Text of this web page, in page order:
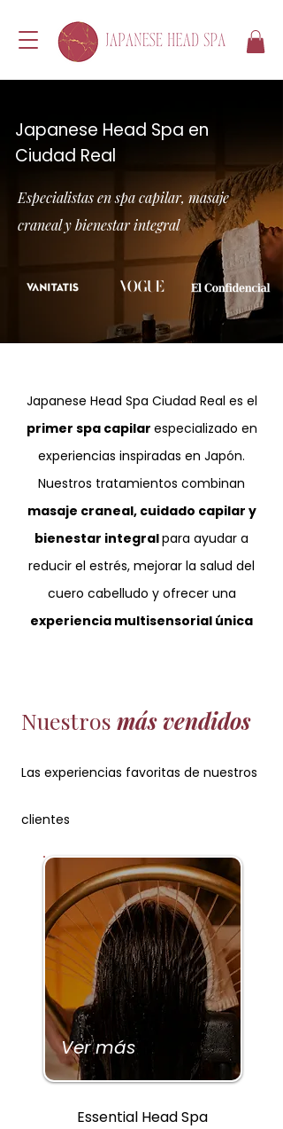
Japanese Head Spa en
Ciudad Real
Especialistas en spa capilar, masaje
craneal y bienestar integral
Japanese Head Spa Ciudad Real es el
primer spa capilar especializado en
experiencias inspiradas en Japón.
Nuestros tratamientos combinan
masaje craneal, cuidado capilar y
bienestar integralpara ayudar a
reducir el estrés, mejorar la salud del
cuero cabelludo y ofrecer una
experiencia multisensorial única
Nuestros más vendidos
Las experiencias favoritas de nuestros
clientes
Ver más
Essential Head Spa